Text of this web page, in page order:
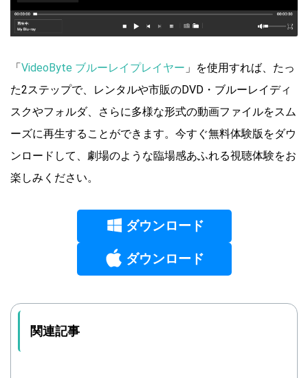
「VideoByte ブルーレイプレイヤー 」を使用すれば、たっ
た2ステップで、レンタルや市販のDVD・ブルーレイディ
スクやフォルダ、さらに多様な形式の動画ファイルをスム
ーズに再生することができます。今すぐ無料体験版をダウ
ンロードして、劇場のような臨場感あふれる視聴体験をお
楽しみください。
ダウンロード
ダウンロード
関連記事